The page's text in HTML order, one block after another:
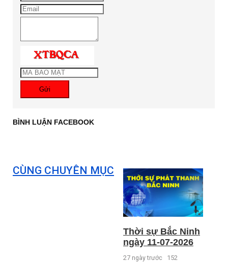
Gửi
BÌNH LUẬN FACEBOOK
CÙNG CHUYÊN MỤC
Thời sự Bắc Ninh
ngày 11-07-2026
27 ngày trước 152